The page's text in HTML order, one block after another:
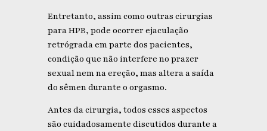
Entretanto, assim como outras cirurgias
para HPB, pode ocorrer ejaculação
retrógrada em parte dos pacientes,
condição que não interfere no prazer
sexual nem na ereção, mas altera a saída
do sêmen durante o orgasmo.
Antes da cirurgia, todos esses aspectos
são cuidadosamente discutidos durante a